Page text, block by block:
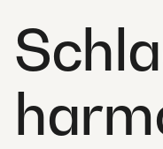
content